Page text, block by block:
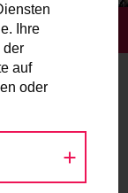
Sie die
Sie
RAD
Ihre
der
auf
oder